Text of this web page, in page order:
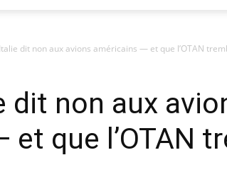
dit non aux avions américains — et que l’OTAN
dit non aux
que l’OTAN